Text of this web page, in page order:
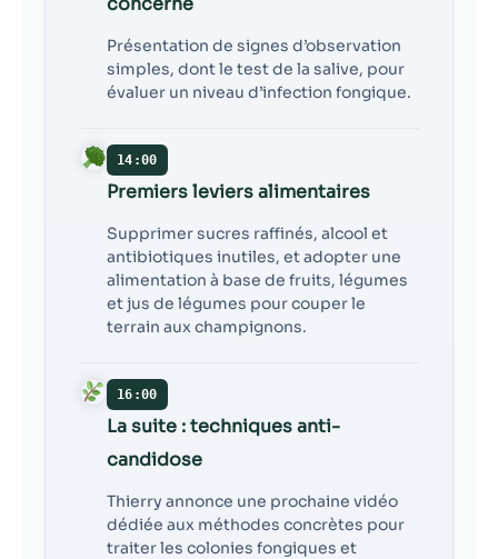
Présentation de signes d’observation
simples, dont le test de la salive, pour
évaluer un niveau d’infection fongique.
14:00
Premiers leviers alimentaires
Supprimer sucres raffinés, alcool et
antibiotiques inutiles, et adopter une
alimentation à base de fruits, légumes
et jus de légumes pour couper le
terrain aux champignons.
16:00
La suite : techniques anti-
candidose
Thierry annonce une prochaine vidéo
dédiée aux méthodes concrètes pour
traiter les colonies fongiques et